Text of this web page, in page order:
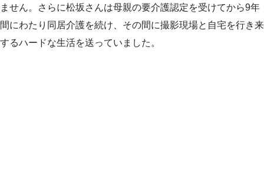
ません。さらに松坂さんは母親の要介護認定を受けてから9年
間にわたり同居介護を続け、その間に撮影現場と自宅を行き来
するハードな生活を送っていました。